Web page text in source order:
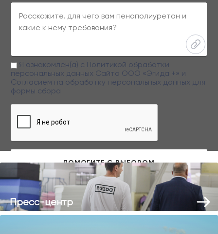
Заполняя данную форму вы даете свое согласие на обработку
персональных данных
Я ознакомлен(а) с Политикой обработки
персональных данных Сайта ООО «Эгида +» и
Согласием на обработку персональных данных для
формы сбора
Пресс-центр